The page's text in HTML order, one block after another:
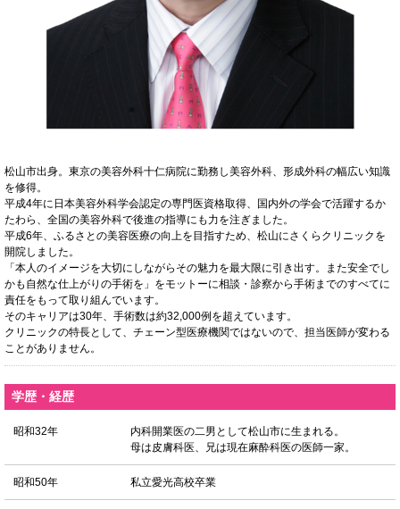
松山市出身。東京の美容外科十仁病院に勤務し美容外科、形成外科の幅広い知識
を修得。
平成4年に日本美容外科学会認定の専門医資格取得、国内外の学会で活躍するか
たわら、全国の美容外科で後進の指導にも力を注ぎました。
平成6年、ふるさとの美容医療の向上を目指すため、松山にさくらクリニックを
開院しました。
「本人のイメージを大切にしながらその魅力を最大限に引き出す。また安全でし
かも自然な仕上がりの手術を」をモットーに相談・診察から手術までのすべてに
責任をもって取り組んでいます。
そのキャリアは30年、手術数は約32,000例を超えています。
クリニックの特長として、チェーン型医療機関ではないので、担当医師が変わる
ことがありません。
学歴・経歴
昭和32年
内科開業医の二男として松山市に生まれる。
母は皮膚科医、兄は現在麻酔科医の医師一家。
昭和50年 私立愛光高校卒業